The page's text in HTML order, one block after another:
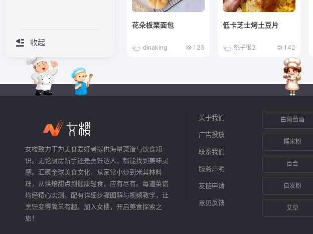
收起
花朵板栗面包
dinaking 125
低卡芝士烤土豆片
桃子很2 142
女楼致力于为美食爱好者提供海量菜谱与饮食知
识。无论厨房新手还是烹饪达人，都能找到美味灵
感。汇聚全球美食文化，从家常小炒到米其林料
理，从烘焙甜点到健康轻食，应有尽有。每道菜谱
均经精心实测，配有详细步骤图解与视频教学，让
烹饪变得简单有趣。加入女楼，开启美食探索之
旅！
关于我们
广告投放
联系我们
服务声明
友链申请
意见反馈
白葡萄酒
糯米粉
百合
自发粉
艾草